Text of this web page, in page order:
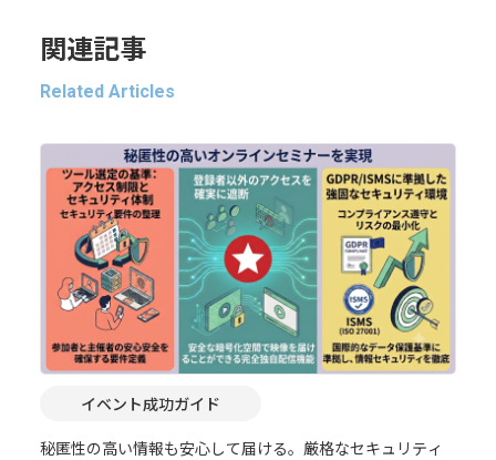
関連記事
Related Articles
イベント成功ガイド
秘匿性の高い情報も安心して届ける。厳格なセキュリティ